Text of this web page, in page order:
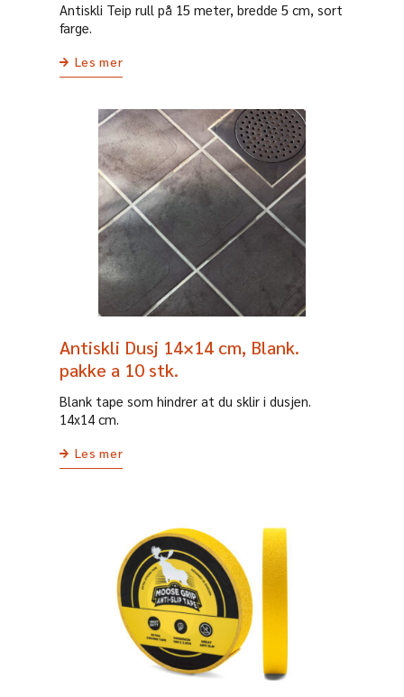
Antiskli Teip rull på 15 meter, bredde 5 cm, sort
farge.
Les mer
Antiskli Dusj 14×14 cm, Blank.
pakke a 10 stk.
Blank tape som hindrer at du sklir i dusjen.
14x14 cm.
Les mer